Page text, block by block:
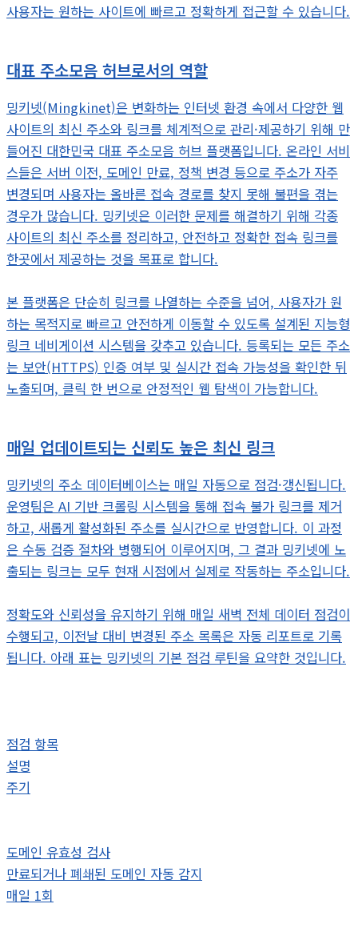
사용자는 원하는 사이트에 빠르고 정확하게 접근할 수 있습니다.
대표 주소모음 허브로서의 역할
밍키넷(Mingkinet)은 변화하는 인터넷 환경 속에서 다양한 웹
사이트의 최신 주소와 링크를 체계적으로 관리·제공하기 위해 만
들어진 대한민국 대표 주소모음 허브 플랫폼입니다. 온라인 서비
스들은 서버 이전, 도메인 만료, 정책 변경 등으로 주소가 자주
변경되며 사용자는 올바른 접속 경로를 찾지 못해 불편을 겪는
경우가 많습니다. 밍키넷은 이러한 문제를 해결하기 위해 각종
사이트의 최신 주소를 정리하고, 안전하고 정확한 접속 링크를
한곳에서 제공하는 것을 목표로 합니다.
본 플랫폼은 단순히 링크를 나열하는 수준을 넘어, 사용자가 원
하는 목적지로 빠르고 안전하게 이동할 수 있도록 설계된 지능형
링크 네비게이션 시스템을 갖추고 있습니다. 등록되는 모든 주소
는 보안(HTTPS) 인증 여부 및 실시간 접속 가능성을 확인한 뒤
노출되며, 클릭 한 번으로 안정적인 웹 탐색이 가능합니다.
매일 업데이트되는 신뢰도 높은 최신 링크
밍키넷의 주소 데이터베이스는 매일 자동으로 점검·갱신됩니다.
운영팀은 AI 기반 크롤링 시스템을 통해 접속 불가 링크를 제거
하고, 새롭게 활성화된 주소를 실시간으로 반영합니다. 이 과정
은 수동 검증 절차와 병행되어 이루어지며, 그 결과 밍키넷에 노
출되는 링크는 모두 현재 시점에서 실제로 작동하는 주소입니다.
정확도와 신뢰성을 유지하기 위해 매일 새벽 전체 데이터 점검이
수행되고, 이전날 대비 변경된 주소 목록은 자동 리포트로 기록
됩니다. 아래 표는 밍키넷의 기본 점검 루틴을 요약한 것입니다.
점검 항목
설명
주기
도메인 유효성 검사
만료되거나 폐쇄된 도메인 자동 감지
매일 1회